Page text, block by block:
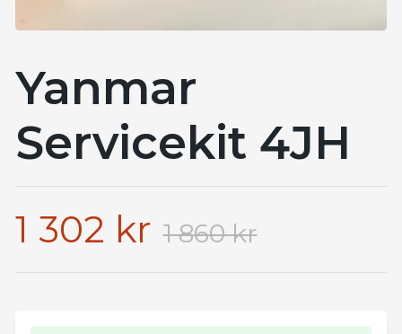
Yanmar
Servicekit 4JH
1 302 kr 1 860 kr